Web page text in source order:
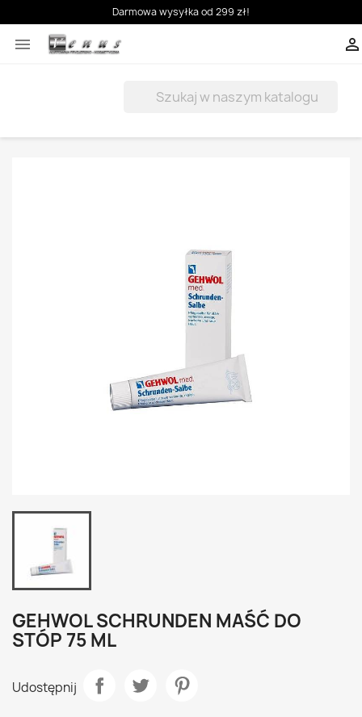
Darmowa wysyłka od 299 zł!
 
GEHWOL SCHRUNDEN MAŚĆ DO
STÓP 75 ML
Udostępnij